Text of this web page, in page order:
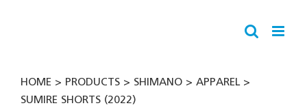
HOME PRODUCTS SHIMANO
APPAREL
SUMIRE SHORTS (2022)